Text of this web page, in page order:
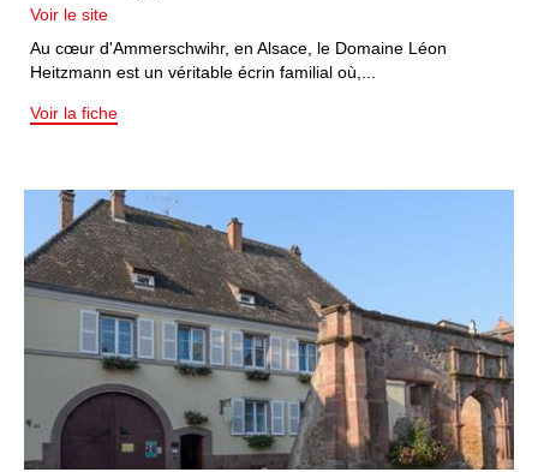
Voir le site
Au cœur d'Ammerschwihr, en Alsace, le Domaine Léon
Heitzmann est un véritable écrin familial où,...
Voir la fiche